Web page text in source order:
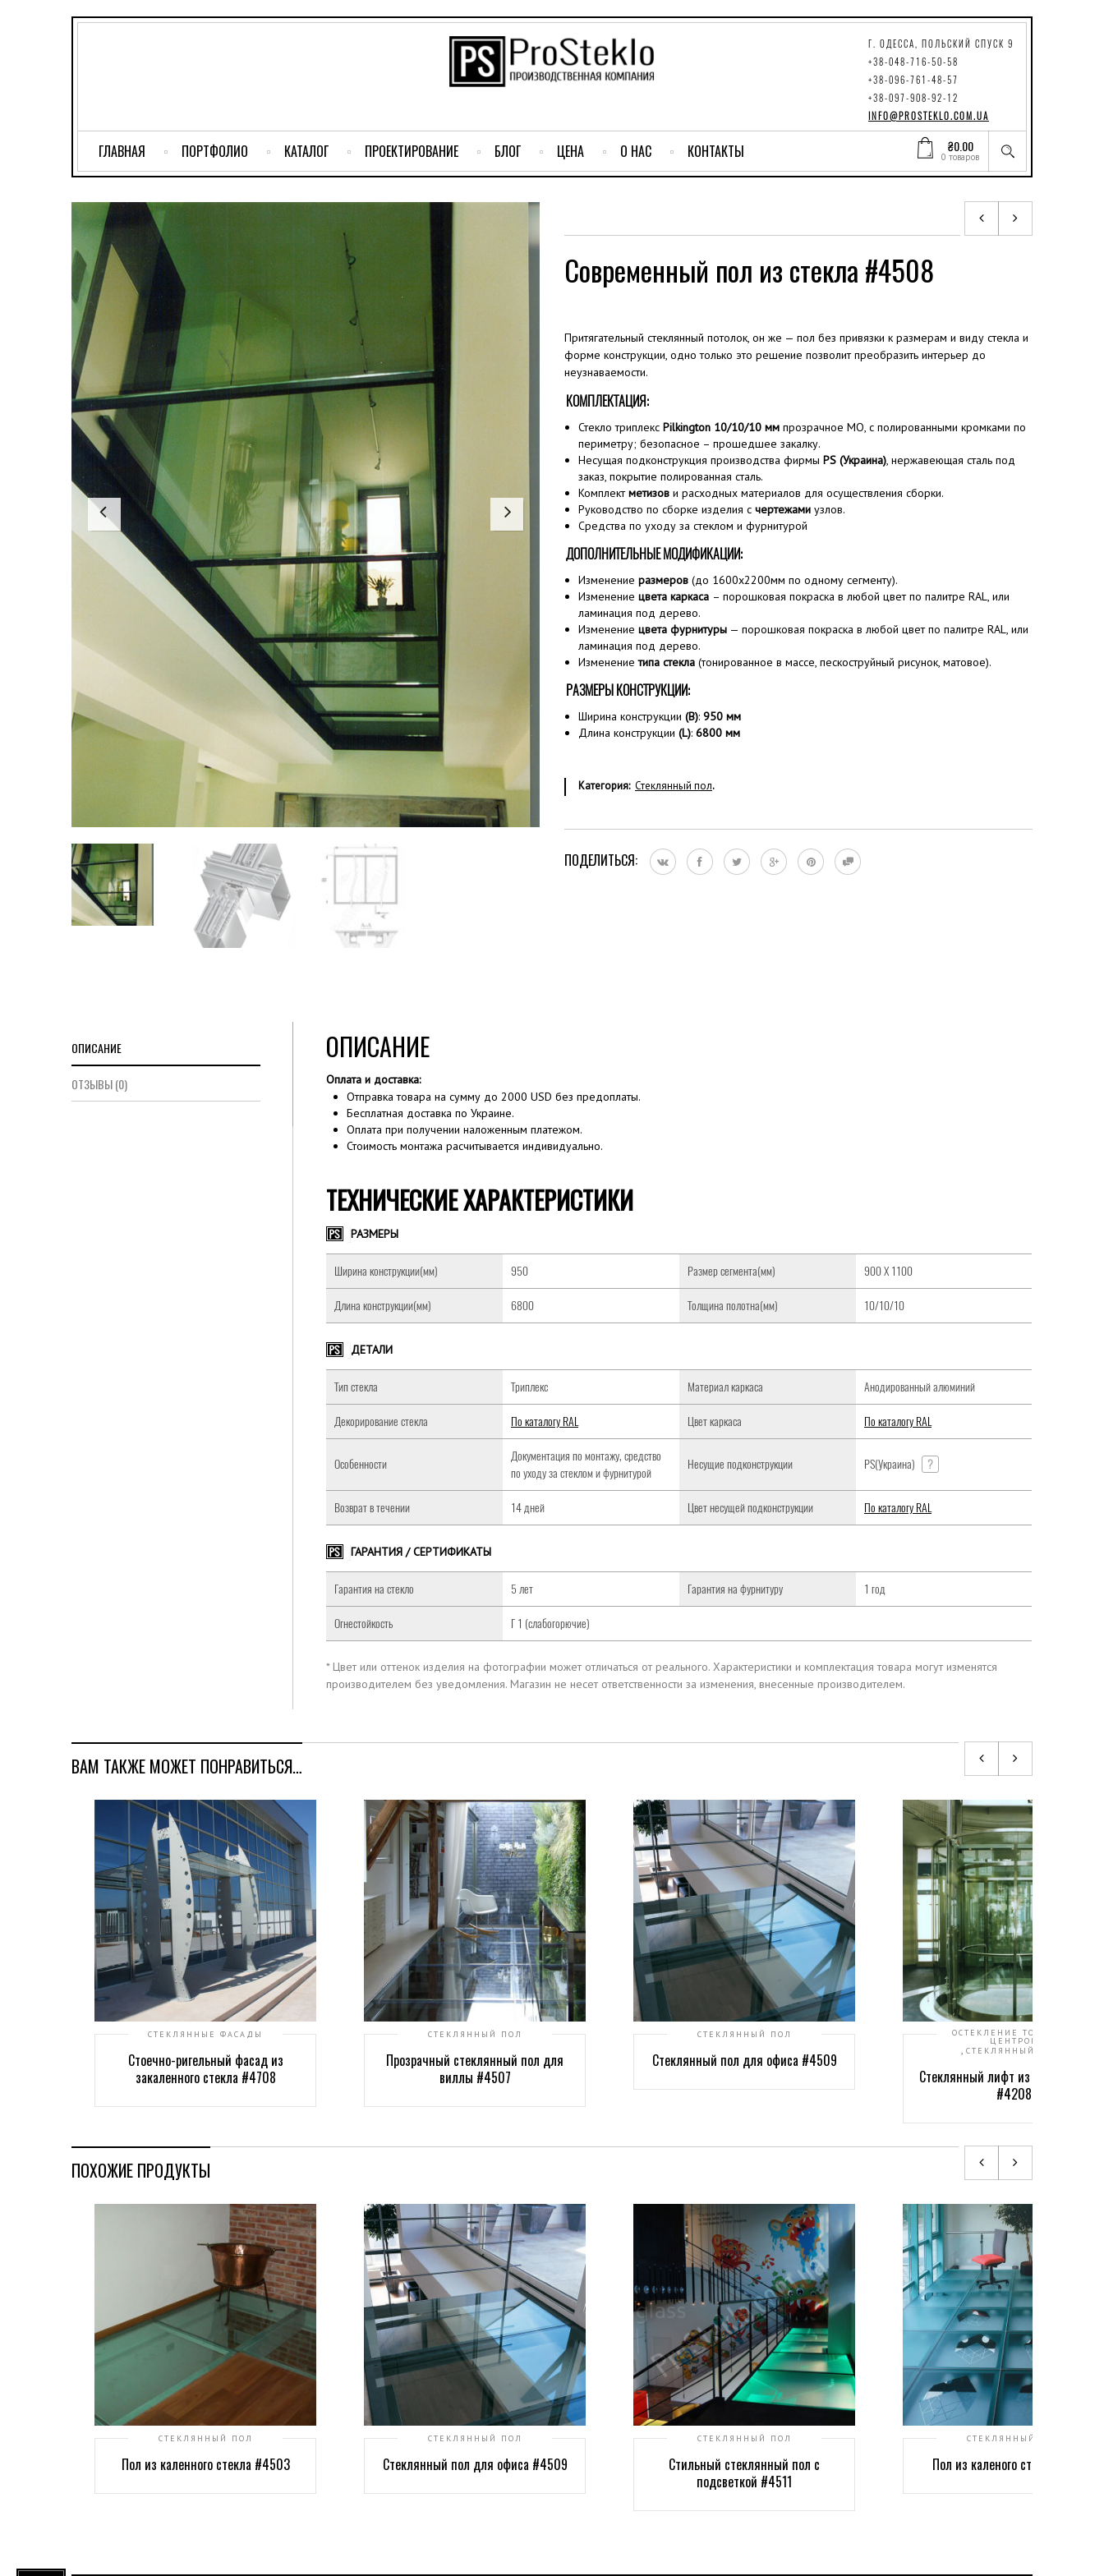
Г. ОДЕССА, ПОЛЬСКИЙ СПУСК 9
+38-048-716-50-58
+38-096-761-48-57
+38-097-908-92-12
INFO@PROSTEKLO.COM.UA
₴0.00
0 товаров
ГЛАВНАЯ ПОРТФОЛИО КАТАЛОГ ПРОЕКТИРОВАНИЕ БЛОГ ЦЕНА О НАС КОНТАКТЫ
Современный пол из стекла #4508
Притягательный стеклянный потолок, он же — пол без привязки к размерам и виду стекла и
форме конструкции, одно только это решение позволит преобразить интерьер до
неузнаваемости.
КОМПЛЕКТАЦИЯ:
Стекло триплекс Pilkington 10/10/10 мм прозрачное MO, с полированными кромками по
периметру; безопасное – прошедшее закалку.
Несущая подконструкция производства фирмы PS (Украина), нержавеющая сталь под
заказ, покрытие полированная сталь.
Комплектметизов и расходных материалов для осуществления сборки.
Руководство по сборке изделия с чертежами узлов.
Средства по уходу за стеклом и фурнитурой
ДОПОЛНИТЕЛЬНЫЕ МОДИФИКАЦИИ:
Изменение размеров (до 1600х2200мм по одному сегменту).
Изменение цвета каркаса – порошковая покраска в любой цвет по палитре RAL, или
ламинация под дерево.
Изменение цвета фурнитуры — порошковая покраска в любой цвет по палитре RAL, или
ламинация под дерево.
Изменениетипа стекла (тонированное в массе, пескоструйный рисунок, матовое).
РАЗМЕРЫ КОНСТРУКЦИИ:
Ширина конструкции (B): 950 мм
Длина конструкции (L): 6800 мм
Категория: Стеклянный пол.
ПОДЕЛИТЬСЯ:
ОПИСАНИЕ
ОТЗЫВЫ (0)
ОПИСАНИЕ
Оплата и доставка:
Отправка товара на сумму до 2000 USD без предоплаты.
Бесплатная доставка по Украине.
Оплата при получении наложенным платежом.
Стоимость монтажа расчитывается индивидуально.
ТЕХНИЧЕСКИЕ ХАРАКТЕРИСТИКИ
РАЗМЕРЫ
Ширина конструкции(мм) 950 Размер сегмента(мм) 900 Х 1100
Длина конструкции(мм) 6800 Толщина полотна(мм) 10/10/10
ДЕТАЛИ
Тип стекла Триплекс Материал каркаса Анодированный алюминий
Декорирование стекла По каталогу RAL Цвет каркаса По каталогу RAL
Особенности
Документация по монтажу, средство
по уходу за стеклом и фурнитурой
Несущие подконструкции PS(Украина) ?
Возврат в течении 14 дней Цвет несущей подконструкции По каталогу RAL
ГАРАНТИЯ / СЕРТИФИКАТЫ
Гарантия на стекло 5 лет Гарантия на фурнитуру 1 год
Огнестойкость Г 1 (слабогорючие)
* Цвет или оттенок изделия на фотографии может отличаться от реального. Характеристики и комплектация товара могут изменятся
производителем без уведомления. Магазин не несет ответственности за изменения, внесенные производителем.
ВАМ ТАКЖЕ МОЖЕТ ПОНРАВИТЬСЯ…
СТЕКЛЯННЫЕ ФАСАДЫ
Стоечно-ригельный фасад из
закаленного стекла #4708
СТЕКЛЯННЫЙ ПОЛ
Прозрачный стеклянный пол для
виллы #4507
СТЕКЛЯННЫЙ ПОЛ
Стеклянный пол для офиса #4509
ОСТЕКЛЕНИЕ ТОРГОВЫХ
ЦЕНТРОВ
, СТЕКЛЯННЫЙ ЛИФТ
Стеклянный лифт из гнутого
#4208
ПОХОЖИЕ ПРОДУКТЫ
СТЕКЛЯННЫЙ ПОЛ
Пол из каленного стекла #4503
СТЕКЛЯННЫЙ ПОЛ
Стеклянный пол для офиса #4509
СТЕКЛЯННЫЙ ПОЛ
Стильный стеклянный пол с
подсветкой #4511
СТЕКЛЯННЫЙ ПОЛ
Пол из каленого стекла #4504